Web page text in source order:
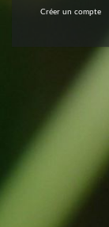
Créer un compte